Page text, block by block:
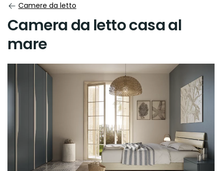
Camere da letto
Camera da letto casa al
mare